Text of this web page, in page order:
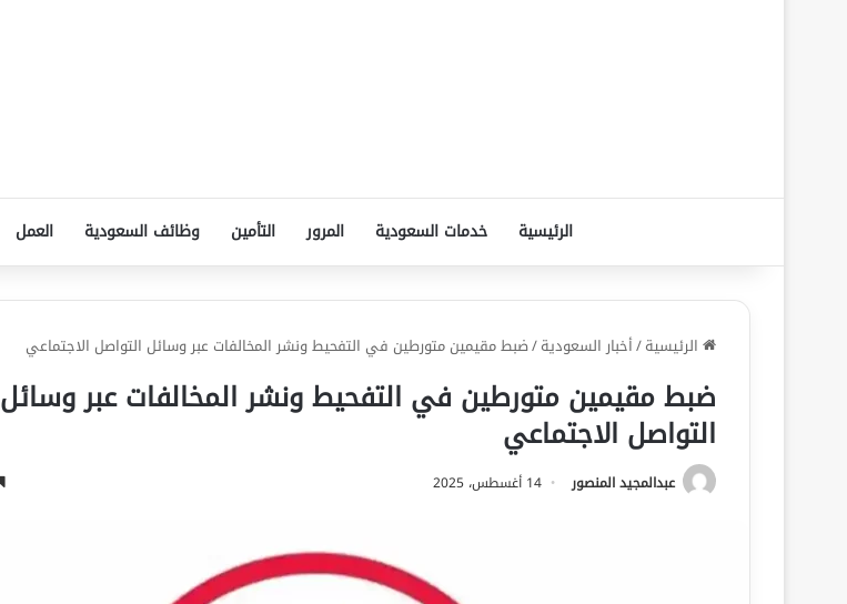
الرئيسية خدمات السعودية المرور التأمين وظائف السعودية العمل
الرئيسية/أخبار السعودية/ضبط مقيمين متورطين في التفحيط ونشر المخالفات عبر وسائل التواصل الاجتماعي
ضبط مقيمين متورطين في التفحيط ونشر المخالفات عبر وسائل
التواصل الاجتماعي
عبدالمجيد المنصور 14 أغسطس، 2025